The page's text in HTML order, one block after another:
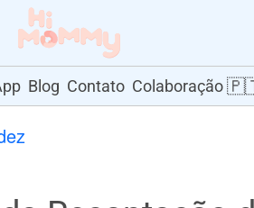
Blog Contato Colaboração